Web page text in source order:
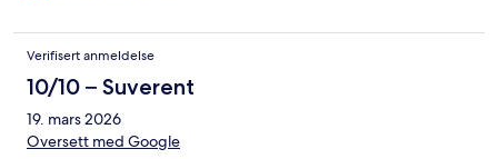
Verifisert anmeldelse
10/10 – Suverent
19. mars 2026
Oversett med Google